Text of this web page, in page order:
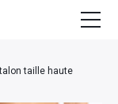
taille haute